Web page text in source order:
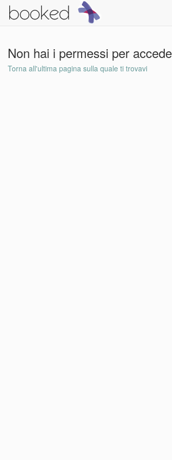
Non hai i permessi per
Torna all'ultima pagina sulla quale ti trovavi